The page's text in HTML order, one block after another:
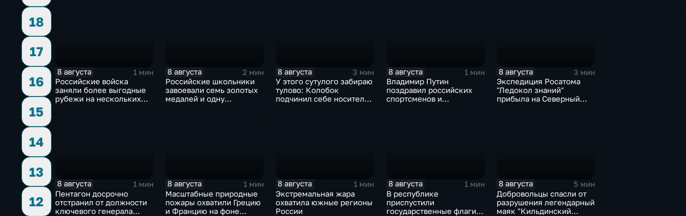
18
17
16
15
14
13
12
8 августа
1 мин
Российские войска
заняли более выгодные
рубежи на нескольких
8 августа
2 мин
Российские школьники
завоевали семь золотых
медалей и одну
8 августа
3 мин
У этого сутулого забираю
тулово: Колобок
подчинил себе носителя
8 августа
1 мин
Владимир Путин
поздравил российских
спортсменов и
8 августа
3 мин
Экспедиция Росатома
"Ледокол знаний"
прибыла на Северный
8 августа
1 мин
Пентагон досрочно
отстранил от должности
ключевого генерала
8 августа
1 мин
Масштабные природные
пожары охватили Грецию
и Францию на фоне
8 августа
1 мин
Экстремальная жара
охватила южные регионы
России
8 августа
1 мин
В республике
приспустили
государственные флаги и
8 августа
5 мин
Добровольцы спасли от
разрушения легендарный
маяк "Кильдинский